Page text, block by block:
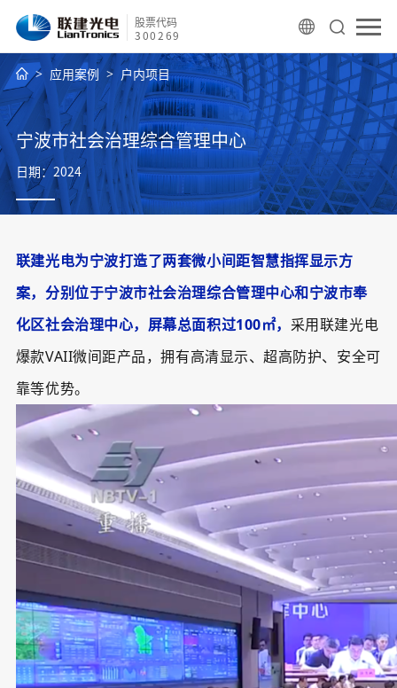
股票代码
300269
应用案例 户内项目
宁波市社会治理综合管理中心
日期：2024
联建光电为宁波打造了两套微小间距智慧指挥显示方
案，分别位于宁波市社会治理综合管理中心和宁波市奉
化区社会治理中心，屏幕总面积过100㎡， 采用联建光电
爆款VAII微间距产品，拥有高清显示、超高防护、安全可
靠等优势。